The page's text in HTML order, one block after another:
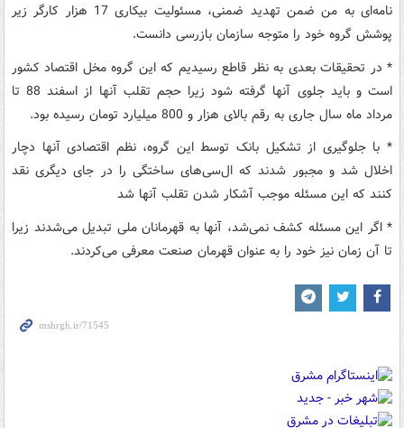
نامه‌ای به من ضمن تهدید ضمنی، مسئولیت بیکاری 17 هزار کارگر زیر
پوشش گروه خود را متوجه سازمان بازرسی دانست.
* در تحقیقات بعدی به نظر قاطع رسیدیم که این گروه مخل اقتصاد کشور
است و باید جلوی آنها گرفته شود زیرا حجم تقلب آنها از اسفند 88 تا
مرداد ماه سال جاری به رقم بالای هزار و 800 میلیارد تومان رسیده بود.
* با جلوگیری از تشکیل بانک توسط این گروه، نظم اقتصادی آنها دچار
اخلال شد و مجبور شدند که ال‌سی‌های ساختگی را در جای دیگری نقد
کنند که این مسئله موجب آشکار شدن تقلب آنها شد
* اگر این مسئله کشف نمی‌شد،‌ آنها به قهرمانان ملی تبدیل می‌شدند زیرا
تا آن زمان نیز خود را به عنوان قهرمان صنعت معرفی می‌کردند.